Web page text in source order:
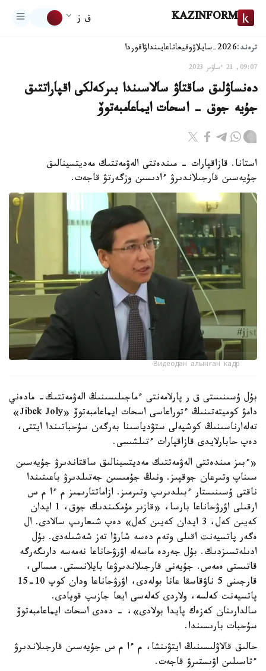
KAZINFORM ق ز
ترەند:2026-سايلاۋ وقيعاتاعايىنداۋاقوردا
09:07, 21 ءساۋىر 2023
دەنساۋلىق ساقتاۋ سالاسىندا بىركەلكى اقپاراتتىق
جۇيە جوق - اسحات ايماعامبەتوۆ
استانا. قازاقپارات - مىندەتتى الەۋمەتتىك مەديتسينالىق
جۇيەسىن قارجىلاندىرۋ ءادىسىن وزگەرتۋ قاجەت.
Видеодан алынған кадр
بۇل ۇسىنىستى ق ر پارلامەنتى ءماجىلىسىنىڭ الەۋمەتتىك- مادەني
دامۋ كوميتەتىنىڭ ءتوراعاسى اسحات ايماعامبەتوۆ «Jibek Joly»
تەلەارناسىنىڭ كوشپەلى ستۋدياسىنا بەرگەن سۇحباتىندا ايتتى،
دەپ حابارلايدى قازاقپارات ءتىلشىسى.
«ءبىز مىندەتتى الەۋمەتتىك مەديتسينالىق ساقتاندىرۋ جۇيەسىن
سىناپ وتىرعان جوقپىز. ونىڭ جۇمىسىن جەتىلدىرۋ باعىتىندا
ناقتى ۇسىنىستار ءبىلدىرىپ وتىرمىز. ازاماتتارىمىز م ءا م س
ارقىلى اۋرۋحاناعا بارسا، «قازىر مۇمكىندىك جوق، 1 ايدان
كەيىن كەل، 3 ايدان كەيىن كەل» دەپ شىعارىپ سالادى. ال
ەگەر پاتسيەنت اقىلى وتەم دەسە شارۋا تەز شەشىلەدى. بۇل
ادىلەتسىزدىك. بۇل جەردە ماسەلە اۋرۋحاناعا نەمەسە دارىگەرگە
قاتىستى ەمەس. جۇيەنى قارجىلاندىرۋعا بايلانىستى. مىسالى،
قارجىنى 5 ناۋقاسقا عانا بولەدى، اۋرۋحاناعا ودان كوپ 10-15
پاتسيەنت كەلسە، ولاردى كەلەسى ايعا جازىپ قويادى.
سالدارىنان كەزەك پايدا بولادى»، - دەدى اسحات ايماعامبەتوۆ
سۇحبات بارىسىندا.
حالىق قالاۋلىسىنىڭ ايتۋىنشا، م ءا م س جۇيەسىن قارجىلاندىرۋ
ءتاسىلىن اۋىستىرۋ قاجەت.